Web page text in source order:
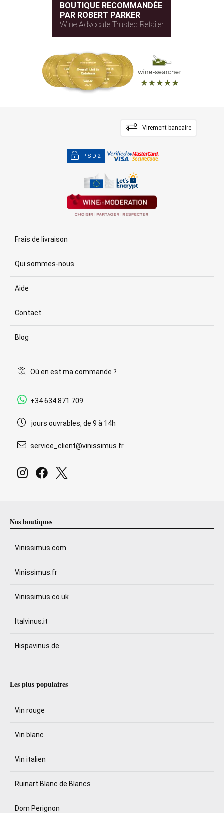
BOUTIQUE RECOMMANDÉE
PAR ROBERT PARKER
Wine Advocate Trusted Retailer
Virement bancaire
PSD2
Frais de livraison
Qui sommes-nous
Aide
Contact
Blog
Où en est ma commande ?
+34 634 871 709
jours ouvrables, de 9 à 14h
service_client@vinissimus.fr
Nos boutiques
Vinissimus.com
Vinissimus.fr
Vinissimus.co.uk
Italvinus.it
Hispavinus.de
Les plus populaires
Vin rouge
Vin blanc
Vin italien
Ruinart Blanc de Blancs
Dom Perignon